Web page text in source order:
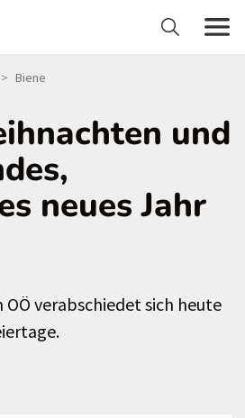
Biene
und
neues Jahr
verabschiedet sich heute